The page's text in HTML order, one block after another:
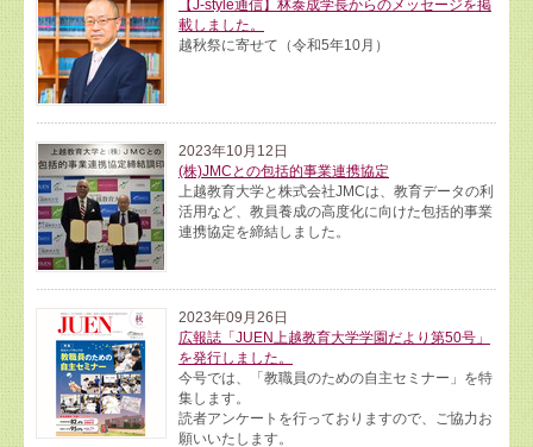
【J-style通信】林泰成学長からのメッセージを掲
載しました。
越秋祭に寄せて（令和5年10月）
2023年10月12日
(株)JMCとの包括的事業連携協定
上越教育大学と株式会社JMCは、教育データの利
活用など、教員養成の高度化に向けた包括的事業
連携協定を締結しました。
2023年09月26日
広報誌「JUEN上越教育大学学園だより第50号」
を発行しました。
今号では、「教職員のための自主セミナー」を特
集します。
読者アンケートを行っておりますので、ご協力お
願いいたします。